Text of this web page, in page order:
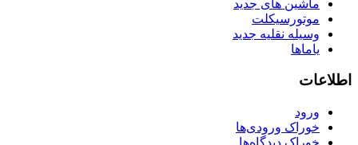
ماشین های جدید
موتورسیکلت
وسیله نقلیه جدید
یاماها
اطلاعات
ورود
خوراک ورودی‌ها
خوراک دیدگاه‌ها